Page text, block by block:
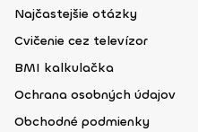
Najčastejšie otázky
Cvičenie cez televízor
BMI kalkulačka
Ochrana osobných údajov
Obchodné podmienky